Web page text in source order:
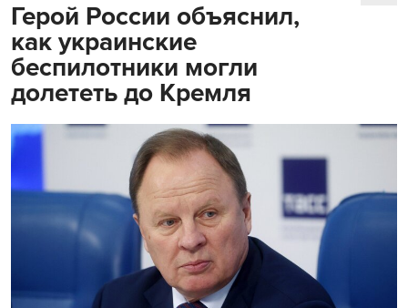
Герой России объяснил,
как украинские
беспилотники могли
долететь до Кремля